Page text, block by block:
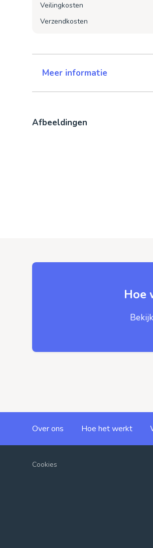
Veilingkosten
Verzendkosten
Meer informatie
Afbeeldingen
Hoe
Over ons Hoe het werkt
Cookies